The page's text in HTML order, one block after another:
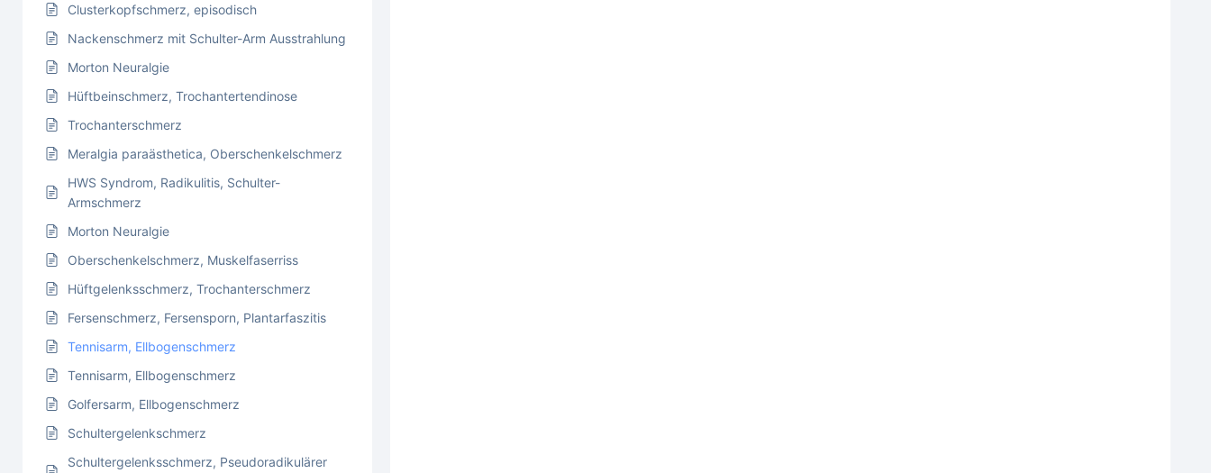
Clusterkopfschmerz, episodisch
Nackenschmerz mit Schulter-Arm Ausstrahlung
Morton Neuralgie
Hüftbeinschmerz, Trochantertendinose
Trochanterschmerz
Meralgia paraästhetica, Oberschenkelschmerz
HWS Syndrom, Radikulitis, Schulter-
Armschmerz
Morton Neuralgie
Oberschenkelschmerz, Muskelfaserriss
Hüftgelenksschmerz, Trochanterschmerz
Fersenschmerz, Fersensporn, Plantarfaszitis
Tennisarm, Ellbogenschmerz
Tennisarm, Ellbogenschmerz
Golfersarm, Ellbogenschmerz
Schultergelenkschmerz
Schultergelenksschmerz, Pseudoradikulärer